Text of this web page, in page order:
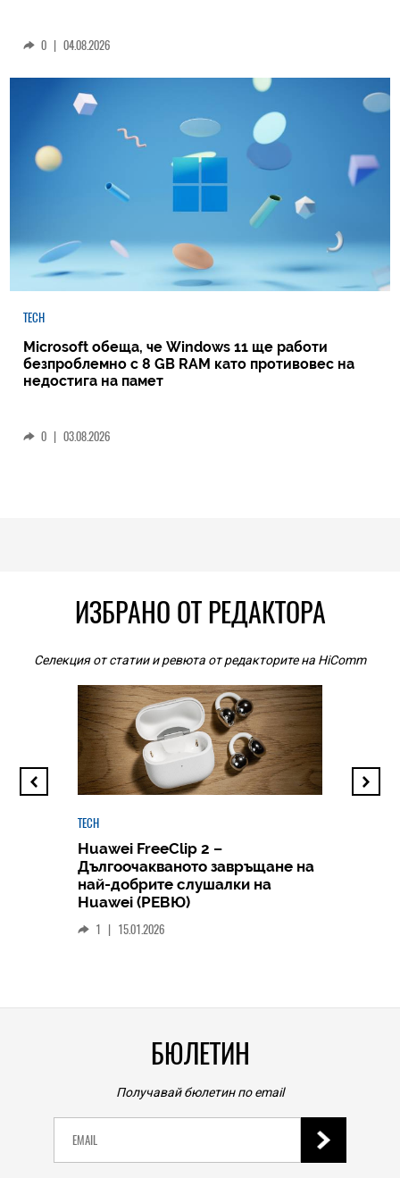
0 | 04.08.2026
TECH
Microsoft обеща, че Windows 11 ще работи
безпроблемно с 8 GB RAM като противовес на
недостига на памет
0 | 03.08.2026
ИЗБРАНО ОТ РЕДАКТОРА
Селекция от статии и ревюта от редакторите на HiComm
TECH
Huawei FreeClip 2 –
Дългоочакваното завръщане на
най-добрите слушалки на
Huawei (РЕВЮ)
1 | 15.01.2026
БЮЛЕТИН
Получавай бюлетин по email